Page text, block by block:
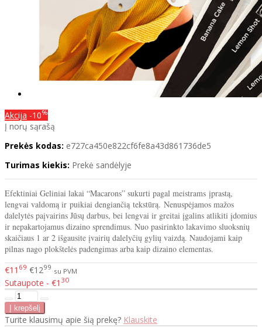
Akcija -10%
Į norų sąrašą
Prekės kodas: e727ca450e822cf6fe8a43d861736de5
Turimas kiekis: Prekė sandėlyje
Efektiniai Geliniai lakai “Macarons” sukurti pagal meistrams įprastą,
lengvai valdomą ir puikiai dengiančią tekstūrą. Nenuspėjamos mažos
dalelytės paįvairins Jūsų darbus, bei lengvai ir greitai įgalins atlikiti įdomius
ir nepakartojamus dizaino sprendimus. Nuo pasirinkto lakavimo sluoksnių
skaičiaus 1 ar 2 išgausite įvairių dalelyčių gylių vaizdą. Naudojami kaip
pilnas nago plokštelės padengimas arba kaip dizaino elementas.
€11 69 €1299 su PVM
Sutaupote - €1 30
Turite klausimų apie šią prekę? Klauskite